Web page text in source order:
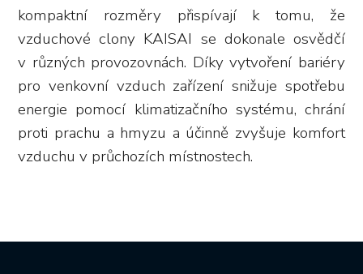
kompaktní rozměry přispívají k tomu, že
vzduchové clony KAISAI se dokonale osvědčí
v různých provozovnách. Díky vytvoření bariéry
pro venkovní vzduch zařízení snižuje spotřebu
energie pomocí klimatizačního systému, chrání
proti prachu a hmyzu a účinně zvyšuje komfort
vzduchu v průchozích místnostech.